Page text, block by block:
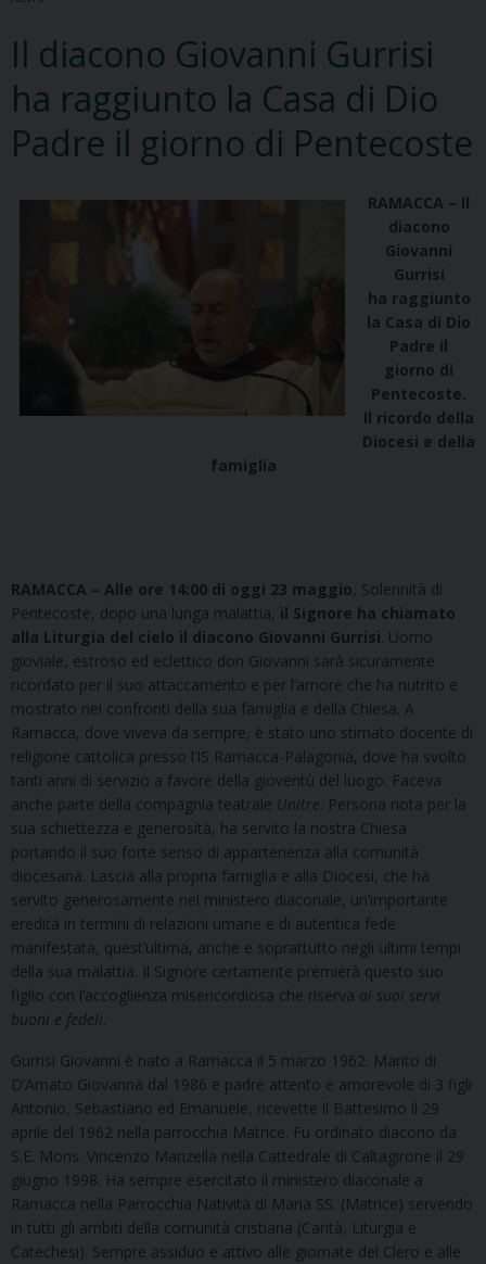
Il diacono Giovanni Gurrisi
ha raggiunto la Casa di Dio
Padre il giorno di Pentecoste
RAMACCA – Il
diacono
Giovanni
Gurrisi
ha raggiunto
la Casa di Dio
Padre il
giorno di
Pentecoste.
Il ricordo della
Diocesi e della
famiglia
RAMACCA – Alle ore 14:00 di oggi 23 maggio, Solennità di
Pentecoste, dopo una lunga malattia, il Signore ha chiamato
alla Liturgia del cielo il diacono Giovanni Gurrisi . Uomo
gioviale, estroso ed eclettico don Giovanni sarà sicuramente
ricordato per il suo attaccamento e per l’amore che ha nutrito e
mostrato nei confronti della sua famiglia e della Chiesa. A
Ramacca, dove viveva da sempre, è stato uno stimato docente di
religione cattolica presso l’IS Ramacca-Palagonia, dove ha svolto
tanti anni di servizio a favore della gioventù del luogo. Faceva
anche parte della compagnia teatrale Unitre . Persona nota per la
sua schiettezza e generosità, ha servito la nostra Chiesa
portando il suo forte senso di appartenenza alla comunità
diocesana. Lascia alla propria famiglia e alla Diocesi, che ha
servito generosamente nel ministero diaconale, un’importante
eredità in termini di relazioni umane e di autentica fede
manifestata, quest’ultima, anche e soprattutto negli ultimi tempi
della sua malattia. Il Signore certamente premierà questo suo
figlio con l’accoglienza misericordiosa che riserva ai suoi servi
buoni e fedeli
Gurrisi Giovanni è nato a Ramacca il 5 marzo 1962. Marito di
D’Amato Giovanna dal 1986 e padre attento e amorevole di 3 figli
Antonio, Sebastiano ed Emanuele, ricevette il Battesimo il 29
aprile del 1962 nella parrocchia Matrice. Fu ordinato diacono da
S.E. Mons. Vincenzo Manzella nella Cattedrale di Caltagirone il 29
giugno 1998. Ha sempre esercitato il ministero diaconale a
Ramacca nella Parrocchia Natività di Maria SS. (Matrice) servendo
in tutti gli ambiti della comunità cristiana (Carità, Liturgia e
Catechesi). Sempre assiduo e attivo alle giornate del Clero e alle